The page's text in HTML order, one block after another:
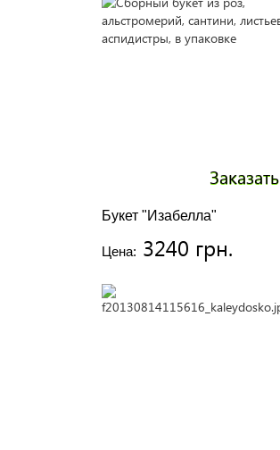
Букет "Изабелла"
Цена: 3240 грн.
Заказать